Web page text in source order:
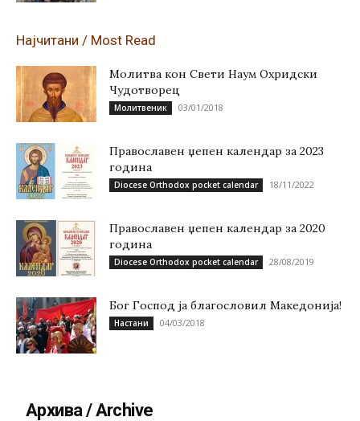
Најчитани / Most Read
Молитва кон Свети Наум Охридски
Чудотворец
Молитвеник 03/01/2018
Православен џепен календар за 2023
година
Diocese Orthodox pocket calendar 18/11/2022
Православен џепен календар за 2020
година
Diocese Orthodox pocket calendar 28/08/2019
Бог Господ ја благословил Македонија!
Настани 04/03/2018
Архива / Archive